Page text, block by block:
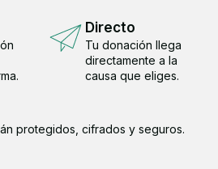
Directo
Tu donación llega
directamente a la
causa que eliges.
protegidos, cifrados y seguros.